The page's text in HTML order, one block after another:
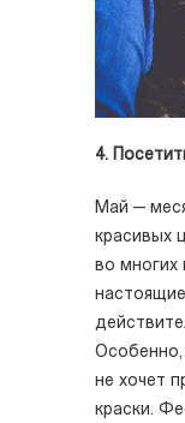
4.
Май —
красивых
во многих
Особенно,
не хочет
краски.